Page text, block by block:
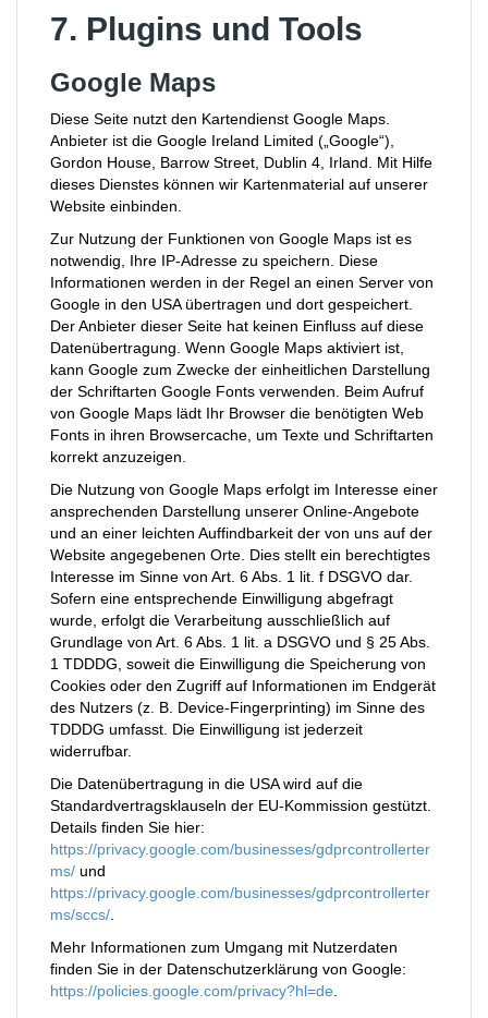
7. Plugins und Tools
Google Maps
Diese Seite nutzt den Kartendienst Google Maps.
Anbieter ist die Google Ireland Limited („Google“),
Gordon House, Barrow Street, Dublin 4, Irland. Mit Hilfe
dieses Dienstes können wir Kartenmaterial auf unserer
Website einbinden.
Zur Nutzung der Funktionen von Google Maps ist es
notwendig, Ihre IP-Adresse zu speichern. Diese
Informationen werden in der Regel an einen Server von
Google in den USA übertragen und dort gespeichert.
Der Anbieter dieser Seite hat keinen Einfluss auf diese
Datenübertragung. Wenn Google Maps aktiviert ist,
kann Google zum Zwecke der einheitlichen Darstellung
der Schriftarten Google Fonts verwenden. Beim Aufruf
von Google Maps lädt Ihr Browser die benötigten Web
Fonts in ihren Browsercache, um Texte und Schriftarten
korrekt anzuzeigen.
Die Nutzung von Google Maps erfolgt im Interesse einer
ansprechenden Darstellung unserer Online-Angebote
und an einer leichten Auffindbarkeit der von uns auf der
Website angegebenen Orte. Dies stellt ein berechtigtes
Interesse im Sinne von Art. 6 Abs. 1 lit. f DSGVO dar.
Sofern eine entsprechende Einwilligung abgefragt
wurde, erfolgt die Verarbeitung ausschließlich auf
Grundlage von Art. 6 Abs. 1 lit. a DSGVO und § 25 Abs.
1 TDDDG, soweit die Einwilligung die Speicherung von
Cookies oder den Zugriff auf Informationen im Endgerät
des Nutzers (z. B. Device-Fingerprinting) im Sinne des
TDDDG umfasst. Die Einwilligung ist jederzeit
widerrufbar.
Die Datenübertragung in die USA wird auf die
Standardvertragsklauseln der EU-Kommission gestützt.
Details finden Sie hier:
https://privacy.google.com/businesses/gdprcontrollerter
ms/ und
https://privacy.google.com/businesses/gdprcontrollerter
ms/sccs/.
Mehr Informationen zum Umgang mit Nutzerdaten
finden Sie in der Datenschutzerklärung von Google:
https://policies.google.com/privacy?hl=de.